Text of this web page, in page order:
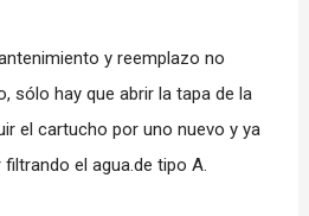
y reemplazo no
sólo hay que abrir la tapa de la
el cartucho por uno nuevo y ya
el agua.de tipo A.